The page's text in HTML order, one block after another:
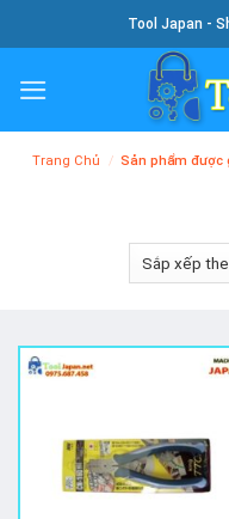
To
Content
Tool Japan -
Trang Chủ / Sản phẩm được